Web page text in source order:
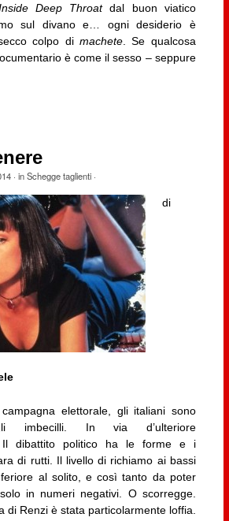
Deep Throatdal buon viatico
sul divano e… ogni desiderio è
colpo di machete. Se qualcosa
è come il sesso – seppure
· inSchegge taglienti·
di
elettorale, gli italiani sono
imbecilli. In via d’ulteriore
Il dibattito politico ha le forme e i
di rutti. Il livello di richiamo ai bassi
al solito, e così tanto da poter
in numeri negativi. O scorregge.
di Renzi è stata particolarmente loffia.